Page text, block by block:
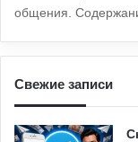
общения.
Свежие записи